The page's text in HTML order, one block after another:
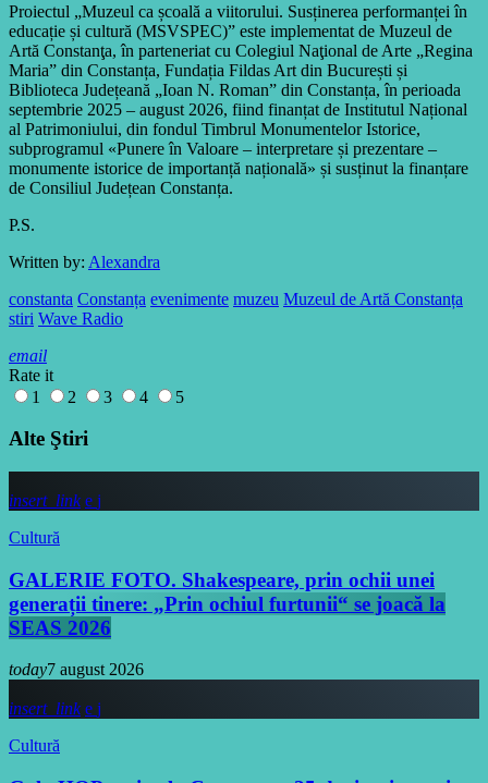
Proiectul „Muzeul ca școală a viitorului. Susținerea performanței în
educație și cultură (MSVSPEC)” este implementat de Muzeul de
Artă Constanţa, în parteneriat cu Colegiul Naţional de Arte „Regina
Maria” din Constanța, Fundația Fildas Art din București și
Biblioteca Județeană „Ioan N. Roman” din Constanța, în perioada
septembrie 2025 – august 2026, fiind finanțat de Institutul Național
al Patrimoniului, din fondul Timbrul Monumentelor Istorice,
subprogramul «Punere în Valoare – interpretare și prezentare –
monumente istorice de importanță națională» și susținut la finanțare
de Consiliul Județean Constanța.
P.S.
Written by: Alexandra
constanta Constanța evenimente muzeu Muzeul de Artă Constanța
stiri Wave Radio
email
Rate it
1
2 3 4 5
Alte Ştiri
insert_link
Cultură
GALERIE FOTO. Shakespeare, prin ochii unei
generații tinere: „Prin ochiul furtunii“ se joacă la
SEAS 2026
today7 august 2026
insert_link
Cultură